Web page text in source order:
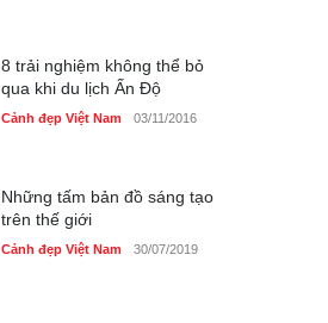
8 trải nghiệm không thể bỏ
qua khi du lịch Ấn Độ
Cảnh đẹp Việt Nam 03/11/2016
Những tấm bản đồ sáng tạo
trên thế giới
Cảnh đẹp Việt Nam 30/07/2019